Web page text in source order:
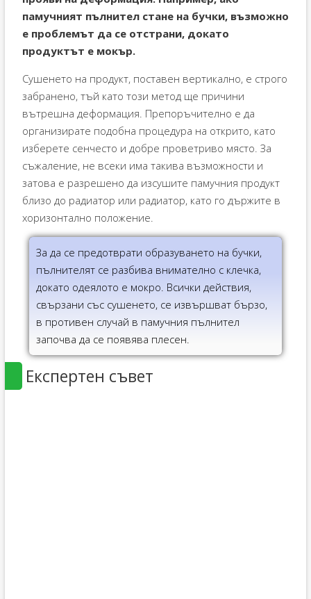
памучният пълнител стане на бучки, възможно
е проблемът да се отстрани, докато
продуктът е мокър.
Сушенето на продукт, поставен вертикално, е строго
забранено, тъй като този метод ще причини
вътрешна деформация. Препоръчително е да
организирате подобна процедура на открито, като
изберете сенчесто и добре проветриво място. За
съжаление, не всеки има такива възможности и
затова е разрешено да изсушите памучния продукт
близо до радиатор или радиатор, като го държите в
хоризонтално положение.
За да се предотврати образуването на бучки,
пълнителят се разбива внимателно с клечка,
докато одеялото е мокро. Всички действия,
свързани със сушенето, се извършват бързо,
в противен случай в памучния пълнител
започва да се появява плесен.
Експертен съвет